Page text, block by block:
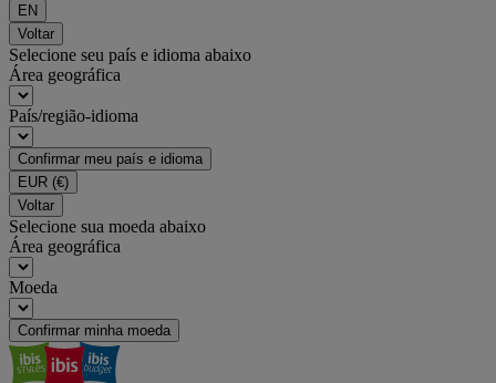
EN
Voltar
Selecione seu país e idioma abaixo
Área geográfica
País/região-idioma
Confirmar meu país e idioma
EUR (€)
Voltar
Selecione sua moeda abaixo
Área geográfica
Moeda
Confirmar minha moeda